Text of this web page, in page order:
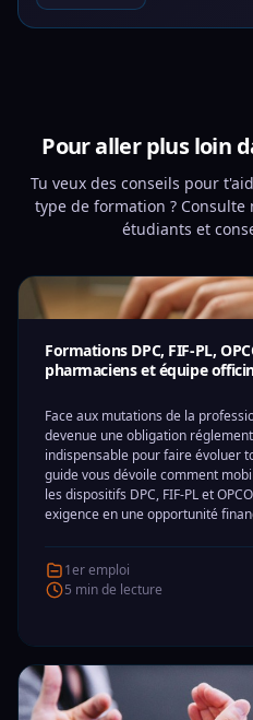
Pour aller plus loin
Tu veux des conseils pour
type de formation ?
étudiants et
Formations DPC, FIF-PL,
pharmaciens et équipe
Face aux mutations de la
devenue une obligation
indispensable pour faire évoluer
guide vous dévoile comment
les dispositifs DPC, FIF-PL et
exigence en une opportunité
1er emploi
5 min de lecture